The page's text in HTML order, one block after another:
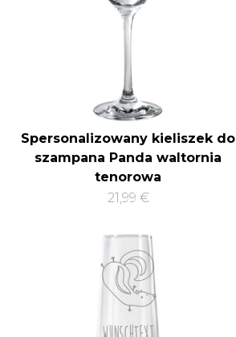
Spersonalizowany kieliszek do
szampana Panda waltornia
tenorowa
21,99 €